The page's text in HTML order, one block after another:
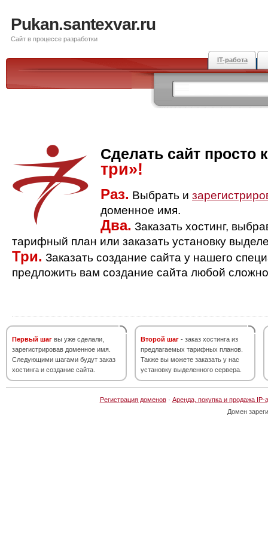
Pukan.santexvar.ru
Сайт в процессе разработки
IT-работа
Сделать сайт просто
три»!
Раз. Выбрать и
доменное имя.
Два. Заказать хостинг,
тарифный план или заказать установку
Три. Заказать создание сайта у нашего
предложить вам создание сайта любой
Первый шаг вы уже сделали,
зарегистрировав доменное имя.
Следующими шагами будут заказ
хостинга и создание сайта.
Второй шаг - заказ хостинга из
предлагаемых тарифных планов.
Также вы можете заказать у нас
установку выделенного сервера.
Регистрация доменов· Аренда, покупка и продажа IP-
Домен